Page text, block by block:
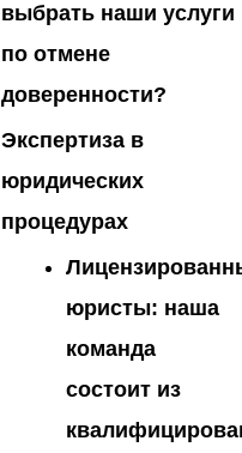
выбрать наши услуги
по отмене
доверенности?
Экспертиза в
юридических
процедурах
юристы: наша
команда
состоит из